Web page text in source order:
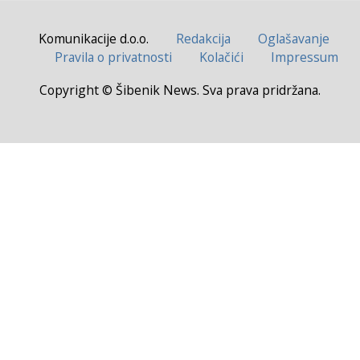
Komunikacije d.o.o. Redakcija
Oglašavanje
Pravila o privatnosti
Kolačići
Impressum
Copyright © Šibenik News. Sva prava pridržana.